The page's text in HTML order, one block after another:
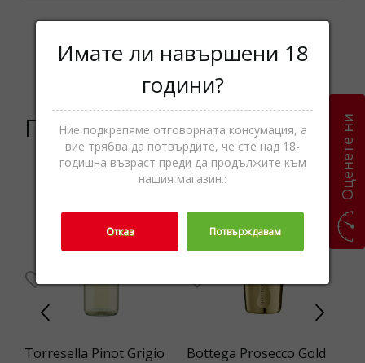
Категории
Вино,Винo,Вино
Подобни продукти
Torresella Pinot Grigio
-24%
Bottega Prosecco Gold
Оценете ни
Имате ли навършени 18
години?
Ние подкрепяме отговорната консумация, а
вие трябва да потвърдите, че сте над 18-
годишна възраст преди да продължите към
нашия магазин.:
Отказ Потвърждавам